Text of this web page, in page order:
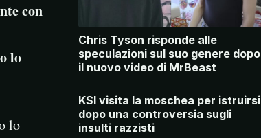
con
lo
lo
Chris Tyson risponde alle
speculazioni sul suo genere dopo
il nuovo video di MrBeast
KSI visita la moschea per istruirsi
dopo una controversia sugli
insulti razzisti